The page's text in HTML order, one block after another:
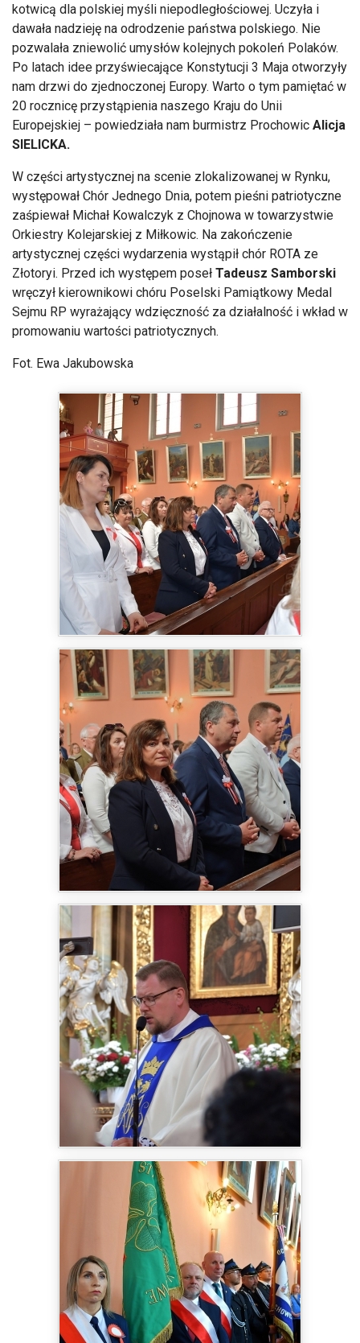
kotwicą dla polskiej myśli niepodległościowej. Uczyła i
dawała nadzieję na odrodzenie państwa polskiego. Nie
pozwalała zniewolić umysłów kolejnych pokoleń Polaków.
Po latach idee przyświecające Konstytucji 3 Maja otworzyły
nam drzwi do zjednoczonej Europy. Warto o tym pamiętać w
20 rocznicę przystąpienia naszego Kraju do Unii
Europejskiej – powiedziała nam burmistrz Prochowic Alicja
SIELICKA.
W części artystycznej na scenie zlokalizowanej w Rynku,
występował Chór Jednego Dnia, potem pieśni patriotyczne
zaśpiewał Michał Kowalczyk z Chojnowa w towarzystwie
Orkiestry Kolejarskiej z Miłkowic. Na zakończenie
artystycznej części wydarzenia wystąpił chór ROTA ze
Złotoryi. Przed ich występem poseł Tadeusz Samborski
wręczył kierownikowi chóru Poselski Pamiątkowy Medal
Sejmu RP wyrażający wdzięczność za działalność i wkład w
promowaniu wartości patriotycznych.
Fot. Ewa Jakubowska